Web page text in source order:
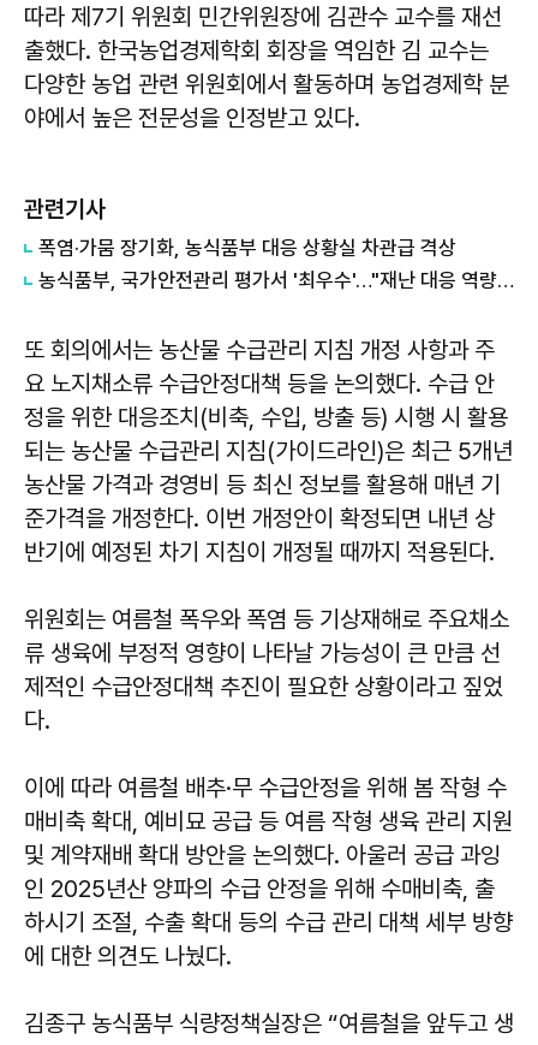
따라 제7기 위원회 민간위원장에 김관수 교수를 재선
출했다. 한국농업경제학회 회장을 역임한 김 교수는
다양한 농업 관련 위원회에서 활동하며 농업경제학 분
야에서 높은 전문성을 인정받고 있다.
관련기사
폭염·가뭄 장기화, 농식품부 대응 상황실 차관급 격상
농식품부, 국가안전관리 평가서 '최우수'…"재난 대응 역량 입증"
또 회의에서는 농산물 수급관리 지침 개정 사항과 주
요 노지채소류 수급안정대책 등을 논의했다. 수급 안
정을 위한 대응조치(비축, 수입, 방출 등) 시행 시 활용
되는 농산물 수급관리 지침(가이드라인)은 최근 5개년
농산물 가격과 경영비 등 최신 정보를 활용해 매년 기
준가격을 개정한다. 이번 개정안이 확정되면 내년 상
반기에 예정된 차기 지침이 개정될 때까지 적용된다.
위원회는 여름철 폭우와 폭염 등 기상재해로 주요채소
류 생육에 부정적 영향이 나타날 가능성이 큰 만큼 선
제적인 수급안정대책 추진이 필요한 상황이라고 짚었
다.
이에 따라 여름철 배추·무 수급안정을 위해 봄 작형 수
매비축 확대, 예비묘 공급 등 여름 작형 생육 관리 지원
및 계약재배 확대 방안을 논의했다. 아울러 공급 과잉
인 2025년산 양파의 수급 안정을 위해 수매비축, 출
하시기 조절, 수출 확대 등의 수급 관리 대책 세부 방향
에 대한 의견도 나눴다.
김종구 농식품부 식량정책실장은 “여름철을 앞두고 생